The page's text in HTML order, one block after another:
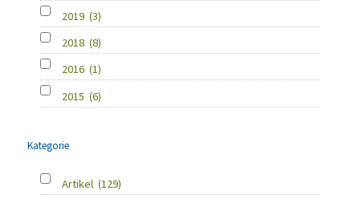
2019 (3)
2018 (8)
2016 (1)
2015 (6)
Kategorie
Artikel (129)